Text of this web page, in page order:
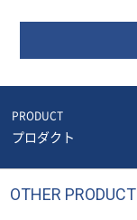
PRODUCT
プロダクト
OTHER PRODUCT